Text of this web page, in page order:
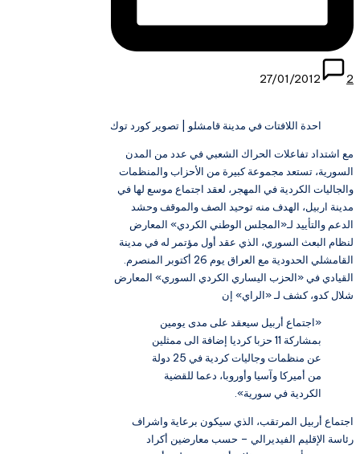
27/01/2012 2
احدة اللافتات في مدينة قامشلو | تصوير كورد توك
مع اشتداد تفاعلات الحراك الشعبي في عدد من المدن
السورية، تستعد مجموعة كبيرة من الأحزاب والمنظمات
والجاليات الكردية في المهجر، لعقد اجتماع موسع لها في
مدينة اربيل، الهدف منه توحيد الصف والموقف وحشد
الدعم والتأييد لـ«المجلس الوطني الكردي» المعارض
لنظام البعث السوري، الذي عقد أول مؤتمر له في مدينة
القامشلي الحدودية مع العراق يوم 26 أكتوبر المنصرم.
القيادي في «الحزب اليساري الكردي السوري» المعارض
شلال كدو، كشف لـ «الراي» إن
«اجتماع أربيل سيعقد على مدى يومين
بمشاركة 11 حزبا كرديا إضافة الى ممثلين
عن منظمات وجاليات كردية في 25 دولة
من أميركا وآسيا وأوروبا، دعما للقضية
الكردية في سورية».
اجتماع أربيل المرتقب، الذي سيكون برعاية واشراف
رئاسة الإقليم الفيديرالي – حسب معارضين أكراد